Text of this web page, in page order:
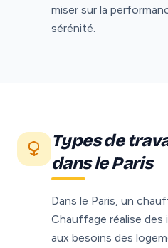
miser sur la
sérénité.
Types de
dans le Paris
Dans le Paris, un
Chauffage réalise
aux besoins des